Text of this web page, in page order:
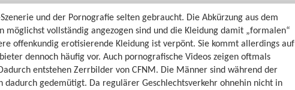
und der Pornografie selten gebraucht. Die Abkürzung aus dem
möglichst vollständig angezogen sind und die Kleidung damit „formalen“
offenkundig erotisierende Kleidung ist verpönt. Sie kommt allerdings auf
dennoch häufig vor. Auch pornografische Videos zeigen oftmals
entstehen Zerrbilder von CFNM. Die Männer sind während der
dadurch gedemütigt. Da regulärer Geschlechtsverkehr ohnehin nicht in